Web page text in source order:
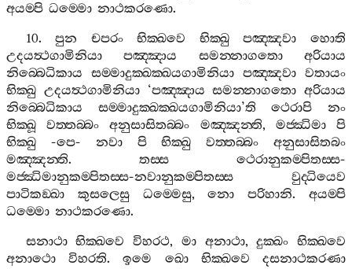
අයම‍්පි ධම‍්මො නාථකරණො.
10.පුන චපරං භික‍්ඛවෙ භික‍්ඛු පඤ‍්ඤවා
හොති
උදයත්‍ථගාමිනියා
පඤ‍්ඤාය සමන‍්නාගතො
අරියාය
නිබ‍්බෙධිකාය
සම‍්මාදුක‍්ඛක‍්ඛයගාමිනියා පඤ‍්ඤවා වතායං
භික‍්ඛු උදයත්‍ථගාමිනියා‘පඤ‍්ඤාය සමන‍්නාගතො අරියාය
නිබ‍්බෙධිකාය
සම‍්මාදුක‍්ඛක‍්ඛයගාමිනියා’ති ථෙරාපි
නං
භික‍්ඛූ
වත‍්තබ‍්බං අනුසාසිතබ‍්බං මඤ‍්ඤන‍්ති, මජ‍්ඣිමා
පි
භික‍්ඛු -පෙ- නවා පි භික‍්ඛු වත‍්තබ‍්බං
අනුසාසිතබං
මඤ‍්ඤන‍්ති. තස‍්ස ථෙරානුකම‍්පිතස‍්ස-
මජ‍්ඣිමානුකම‍්පිතස‍්ස-නවානුකම‍්පිතස‍්ස
වුද‍්ධියෙව
පාටිකඞ‍්ඛා
කුසලෙසු ධම‍්මෙසු,නො පරිහානි.අයම‍්පි
ධම‍්මො නාථකරණො.
සනාථා භික‍්ඛවෙ විහරථ, මා අනාථා,දුක‍්ඛං භික‍්ඛවෙ
අනාථො
විහරති.ඉමෙ ඛො භික‍්ඛවෙ දසනාථකරණා